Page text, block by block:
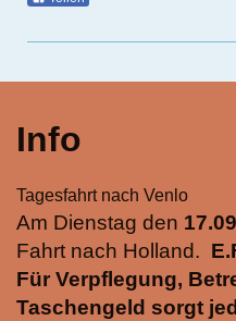
Info
Tagesfahrt nach Venlo
Am Dienstag den
Fahrt nach Holland.
Für Verpflegung,
Taschengeld sorgt